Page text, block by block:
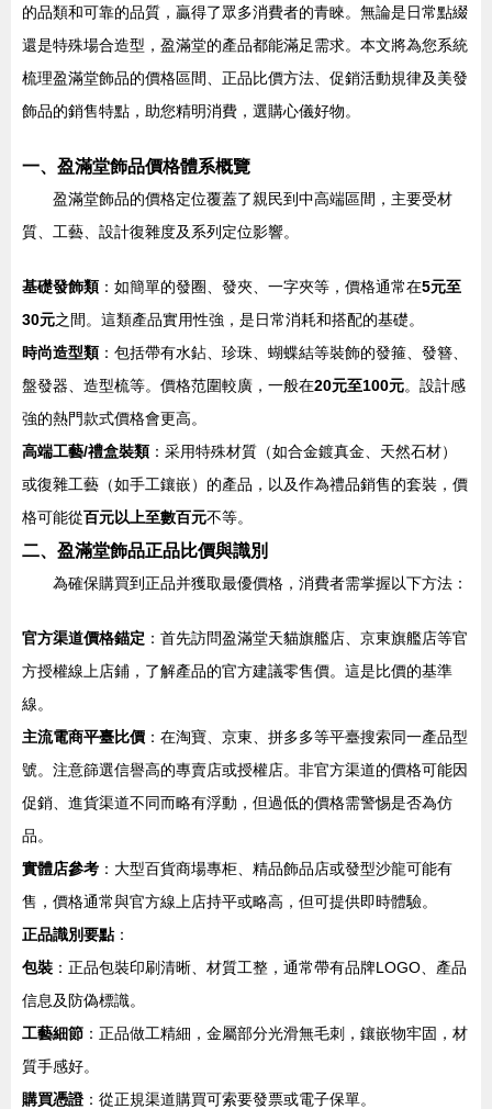
的品類和可靠的品質，贏得了眾多消費者的青睞。無論是日常點綴
還是特殊場合造型，盈滿堂的產品都能滿足需求。本文將為您系統
梳理盈滿堂飾品的價格區間、正品比價方法、促銷活動規律及美發
飾品的銷售特點，助您精明消費，選購心儀好物。
一、盈滿堂飾品價格體系概覽
盈滿堂飾品的價格定位覆蓋了親民到中高端區間，主要受材
質、工藝、設計復雜度及系列定位影響。
基礎發飾類 ：如簡單的發圈、發夾、一字夾等，價格通常在5元至
30元之間。這類產品實用性強，是日常消耗和搭配的基礎。
時尚造型類 ：包括帶有水鉆、珍珠、蝴蝶結等裝飾的發箍、發簪、
盤發器、造型梳等。價格范圍較廣，一般在20元至100元。設計感
強的熱門款式價格會更高。
高端工藝/禮盒裝類 ：采用特殊材質（如合金鍍真金、天然石材）
或復雜工藝（如手工鑲嵌）的產品，以及作為禮品銷售的套裝，價
格可能從百元以上至數百元不等。
二、盈滿堂飾品正品比價與識別
為確保購買到正品并獲取最優價格，消費者需掌握以下方法：
官方渠道價格錨定 ：首先訪問盈滿堂天貓旗艦店、京東旗艦店等官
方授權線上店鋪，了解產品的官方建議零售價。這是比價的基準
線。
主流電商平臺比價 ：在淘寶、京東、拼多多等平臺搜索同一產品型
號。注意篩選信譽高的專賣店或授權店。非官方渠道的價格可能因
促銷、進貨渠道不同而略有浮動，但過低的價格需警惕是否為仿
品。
實體店參考 ：大型百貨商場專柜、精品飾品店或發型沙龍可能有
售，價格通常與官方線上店持平或略高，但可提供即時體驗。
正品識別要點：
包裝 ：正品包裝印刷清晰、材質工整，通常帶有品牌LOGO、產品
信息及防偽標識。
工藝細節 ：正品做工精細，金屬部分光滑無毛刺，鑲嵌物牢固，材
質手感好。
購買憑證：從正規渠道購買可索要發票或電子保單。